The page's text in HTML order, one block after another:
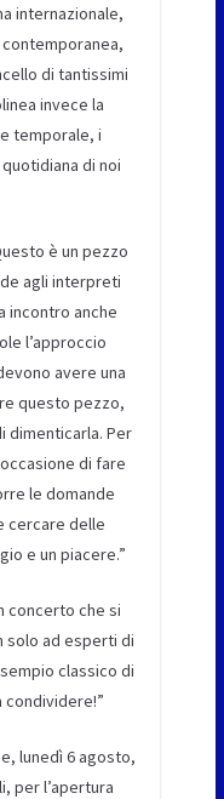
internazionale,
di tantissimi
invece la
temporale, i
di noi
è un pezzo
agli interpreti
incontro anche
l’approccio
avere una
questo pezzo,
dimenticarla. Per
di fare
le domande
cercare delle
e un piacere.”
concerto che si
solo ad esperti di
classico di
condividere!”
lunedì 6 agosto,
per l’apertura